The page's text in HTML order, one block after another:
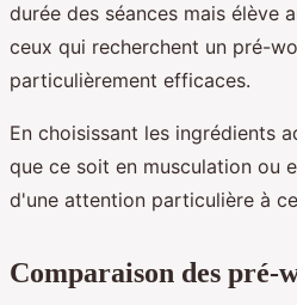
durée des séances mais élève
ceux qui recherchent un pré-
particulièrement efficaces.
En choisissant les ingrédients
que ce soit en musculation ou
d'une attention particulière à
Comparaison des pré-